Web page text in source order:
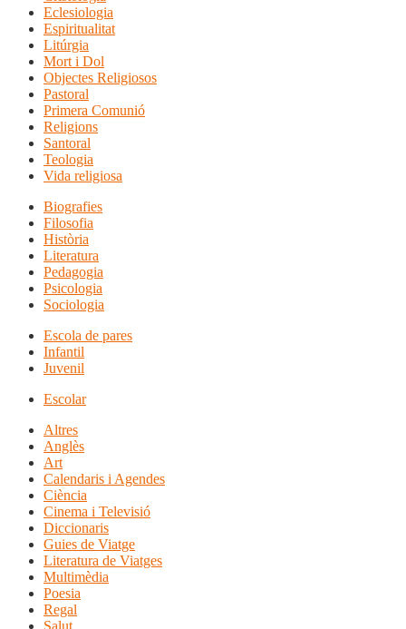
Eclesiologia
Espiritualitat
Litúrgia
Mort i Dol
Objectes Religiosos
Pastoral
Primera Comunió
Religions
Santoral
Teologia
Vida religiosa
Biografies
Filosofia
Història
Literatura
Pedagogia
Psicologia
Sociologia
Escola de pares
Infantil
Juvenil
Escolar
Altres
Anglès
Art
Calendaris i Agendes
Ciència
Cinema i Televisió
Diccionaris
Guies de Viatge
Literatura de Viatges
Multimèdia
Poesia
Regal
Salut